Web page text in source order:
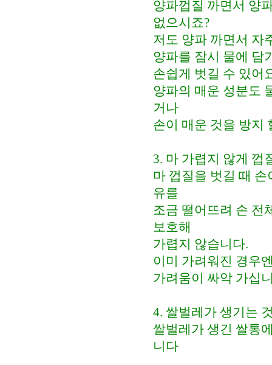
양파껍질 까면서 양
없으시죠?
저도 양파 까면서 자
양파를 잠시 물에 담
손쉽게 벗길 수 있어
양파의 매운 성분도
거나
손이 매운 것을 방지
3. 마 가렵지 않게 껍
마 껍질을 벗길 때
유를
조금 떨어뜨려 손 전
보호해
가렵지 않습니다.
이미 가려워진 경우
가려움이 싸악 가십
4. 쌀벌레가 생기는
쌀벌레가 생긴 쌀통
니다